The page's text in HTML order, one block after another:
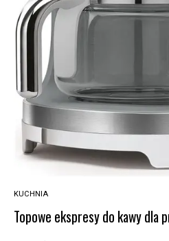
KUCHNIA
Topowe ekspresy do kawy dla